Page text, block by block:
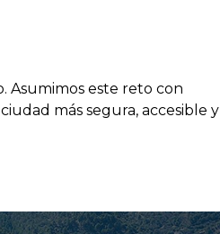
Asumimos este reto con
más segura, accesible y